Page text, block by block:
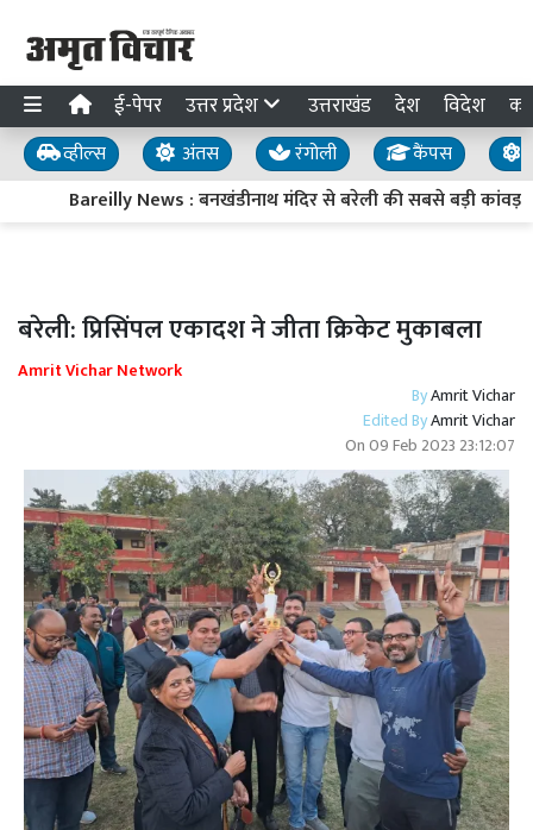
ई-पेपर उत्तर प्रदेश उत्तराखंड देश विदेश
व्हील्स अंतस रंगोली कैंपस
Bareilly News : बनखंडीनाथ मंदिर से बरेली की सबसे बड़ी कांवड़
बरेली: प्रिसिंपल एकादश ने जीता क्रिकेट मुकाबला
Amrit Vichar Network
ByAmrit Vichar
Edited ByAmrit Vichar
On09 Feb 2023 23:12:07